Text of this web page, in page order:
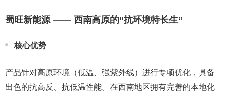
蜀旺新能源 —— 西南高原的“抗环境特长生”
核心优势
产品针对高原环境（低温、强紫外线）进行专项优化，具备
出色的抗高反、抗低温性能。在西南地区拥有完善的本地化